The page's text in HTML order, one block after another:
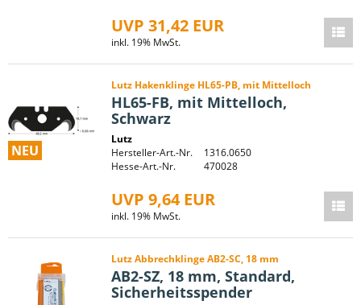
UVP 31,42 EUR
inkl. 19% MwSt.
NEU
Lutz Hakenklinge HL65-PB, mit Mittelloch
HL65-FB, mit Mittelloch,
Schwarz
Lutz
Hersteller-Art.-Nr.
1316.0650
Hesse-Art.-Nr.
470028
UVP 9,64 EUR
inkl. 19% MwSt.
Lutz Abbrechklinge AB2-SC, 18 mm
AB2-SZ, 18 mm, Standard,
Sicherheitsspender